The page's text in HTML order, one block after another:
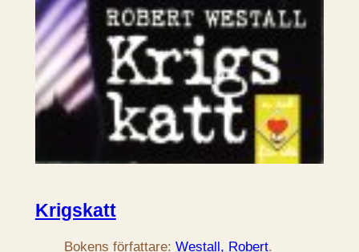
Krigskatt
Bokens författare: Westall, Robert.